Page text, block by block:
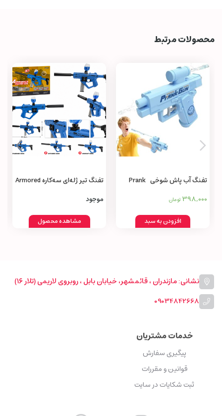
محصولات مرتبط
تفنگ آب پاش شوخی Prank
Water Gun
398,000 تومان
افزودن به سبد
تفنگ تیر ژله‌ای سه‌کاره Armored
موجود
مشاهده محصول
نشانی: مازندران ، قائمشهر، خیابان بابل ، روبروی لاریمی (تلار ۱۶)
09034842668
خدمات مشتریان
پیگیری سفارش
قوانین و مقررات
ثبت شکایات در سایت